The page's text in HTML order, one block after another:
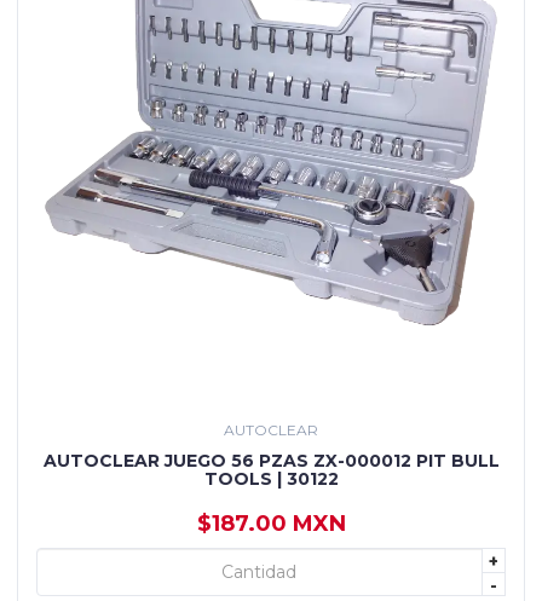
AUTOCLEAR
AUTOCLEAR JUEGO 56 PZAS ZX-000012 PIT BULL
TOOLS | 30122
$187.00 MXN
+
-
+ AGREGAR